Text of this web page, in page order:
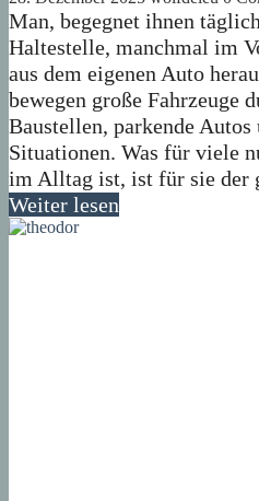
Man, begegnet ihnen
Haltestelle, manchmal im
aus dem eigenen Auto
bewegen große Fahrzeuge
Baustellen, parkende Autos
Situationen. Was für viele
im Alltag ist, ist für sie der
Weiter lesen